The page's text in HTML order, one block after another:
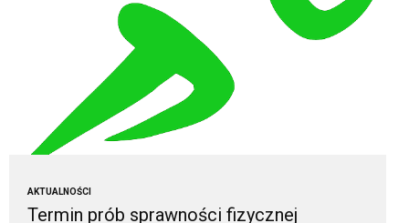
AKTUALNOŚCI
Termin prób sprawności fizycznej